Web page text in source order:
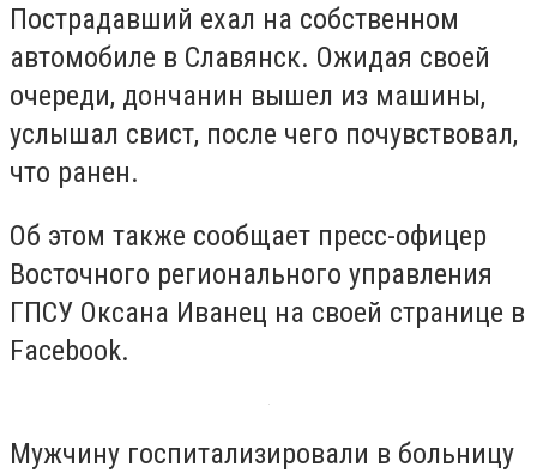
Пострадавший ехал на собственном
автомобиле в Славянск. Ожидая своей
очереди, дончанин вышел из машины,
услышал свист, после чего почувствовал,
что ранен.
Об этом также сообщает пресс-офицер
Восточного регионального управления
ГПСУ Оксана Иванец на своей странице в
Facebook.
Мужчину госпитализировали в больницу